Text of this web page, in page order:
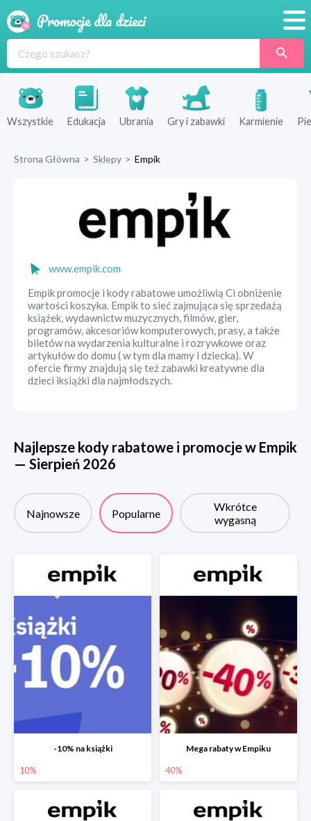
Produkty
Sklepy
Wszystkie Edukacja Ubrania Gry i zabawki Karmienie
Strona Główna > Sklepy > Empik
www.empik.com
Empik promocje i kody rabatowe umożliwią Ci obniżenie
wartości koszyka. Empik to sieć zajmująca się sprzedażą
książek, wydawnictw muzycznych, filmów, gier,
programów, akcesoriów komputerowych, prasy, a także
biletów na wydarzenia kulturalne i rozrywkowe oraz
artykułów do domu ( w tym dla mamy i dziecka). W
ofercie firmy znajdują się też zabawki kreatywne dla
dzieci iksiążki dla najmłodszych.
Najlepsze kody rabatowe i promocje w Empik
— Sierpień 2026
Najnowsze Popularne
Wkrótce
wygasną
-10% na książki
10%
Mega rabaty w Empiku
40%